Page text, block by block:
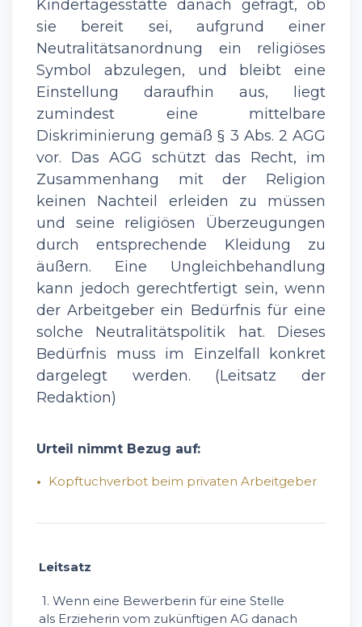
Kindertagesstätte danach gefragt, ob
sie bereit sei, aufgrund einer
Neutralitätsanordnung ein religiöses
Symbol abzulegen, und bleibt eine
Einstellung daraufhin aus, liegt
zumindest eine mittelbare
Diskriminierung gemäß § 3 Abs. 2 AGG
vor. Das AGG schützt das Recht, im
Zusammenhang mit der Religion
keinen Nachteil erleiden zu müssen
und seine religiösen Überzeugungen
durch entsprechende Kleidung zu
äußern. Eine Ungleichbehandlung
kann jedoch gerechtfertigt sein, wenn
der Arbeitgeber ein Bedürfnis für eine
solche Neutralitätspolitik hat. Dieses
Bedürfnis muss im Einzelfall konkret
dargelegt werden. (Leitsatz der
Redaktion)
Urteil nimmt Bezug auf:
Kopftuchverbot beim privaten Arbeitgeber
Leitsatz
1. Wenn eine Bewerberin für eine Stelle
als Erzieherin vom zukünftigen AG danach